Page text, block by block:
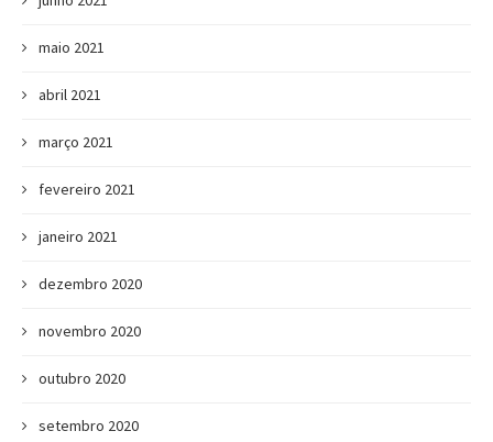
maio 2021
abril 2021
março 2021
fevereiro 2021
janeiro 2021
dezembro 2020
novembro 2020
outubro 2020
setembro 2020